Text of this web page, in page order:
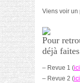
Viens voir un
Pour
déjà
– Revue 1 (ici
– Revue 2 (ici